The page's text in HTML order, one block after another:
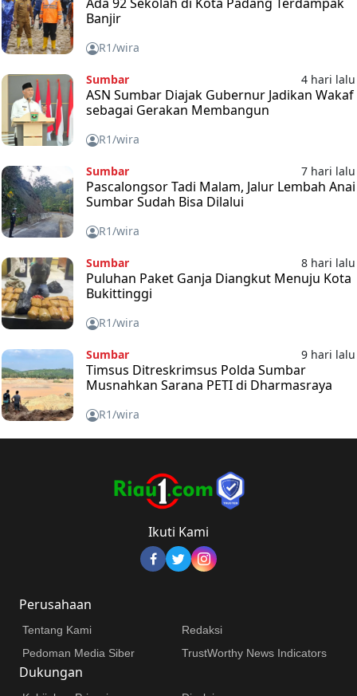
Banjir
R1/wira
Sumbar 4 hari lalu
ASN Sumbar Diajak Gubernur Jadikan Wakaf
sebagai Gerakan Membangun
R1/wira
Sumbar 7 hari lalu
Pascalongsor Tadi Malam, Jalur Lembah Anai
Sumbar Sudah Bisa Dilalui
R1/wira
Sumbar 8 hari lalu
Puluhan Paket Ganja Diangkut Menuju Kota
Bukittinggi
R1/wira
Sumbar 9 hari lalu
Timsus Ditreskrimsus Polda Sumbar
Musnahkan Sarana PETI di Dharmasraya
R1/wira
Ikuti Kami
Perusahaan
Tentang Kami
Redaksi
Pedoman Media Siber
TrustWorthy News Indicators
Dukungan